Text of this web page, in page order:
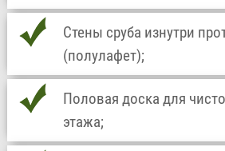
Стены сруба изнутри
(полулафет);
Половая доска для
этажа;